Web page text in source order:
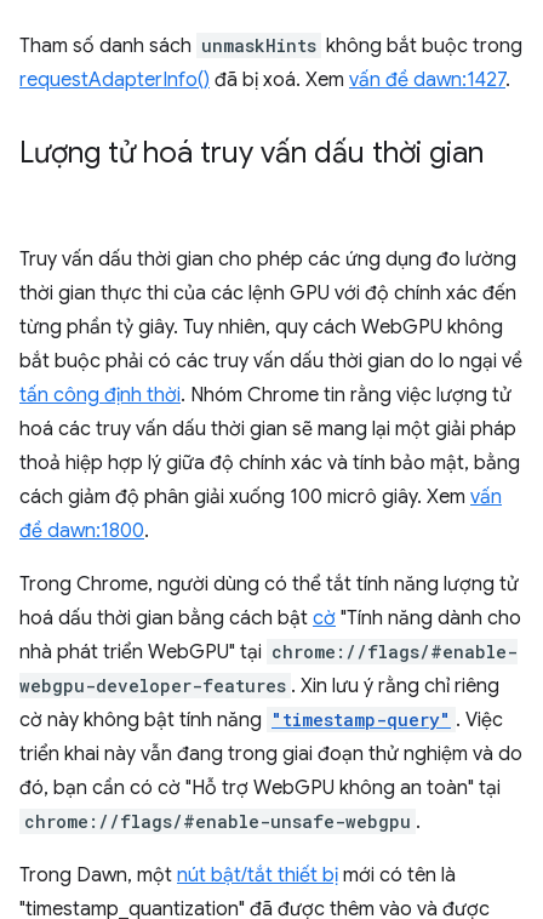
Tham số danh sách unmaskHints không bắt buộc trong
requestAdapterInfo() đã bị xoá. Xem vấn đề dawn:1427.
Lượng tử hoá truy vấn dấu thời gian
Truy vấn dấu thời gian cho phép các ứng dụng đo lường
thời gian thực thi của các lệnh GPU với độ chính xác đến
từng phần tỷ giây. Tuy nhiên, quy cách WebGPU không
bắt buộc phải có các truy vấn dấu thời gian do lo ngại về
tấn công định thời. Nhóm Chrome tin rằng việc lượng tử
hoá các truy vấn dấu thời gian sẽ mang lại một giải pháp
thoả hiệp hợp lý giữa độ chính xác và tính bảo mật, bằng
cách giảm độ phân giải xuống 100 micrô giây. Xem vấn
đề dawn:1800.
Trong Chrome, người dùng có thể tắt tính năng lượng tử
hoá dấu thời gian bằng cách bật cờ "Tính năng dành cho
nhà phát triển WebGPU" tại chrome://flags/#enable-
webgpu-developer-features . Xin lưu ý rằng chỉ riêng
cờ này không bật tính năng "timestamp-query" . Việc
triển khai này vẫn đang trong giai đoạn thử nghiệm và do
đó, bạn cần có cờ "Hỗ trợ WebGPU không an toàn" tại
chrome://flags/#enable-unsafe-webgpu .
Trong Dawn, một nút bật/tắt thiết bị mới có tên là
"timestamp_quantization" đã được thêm vào và được